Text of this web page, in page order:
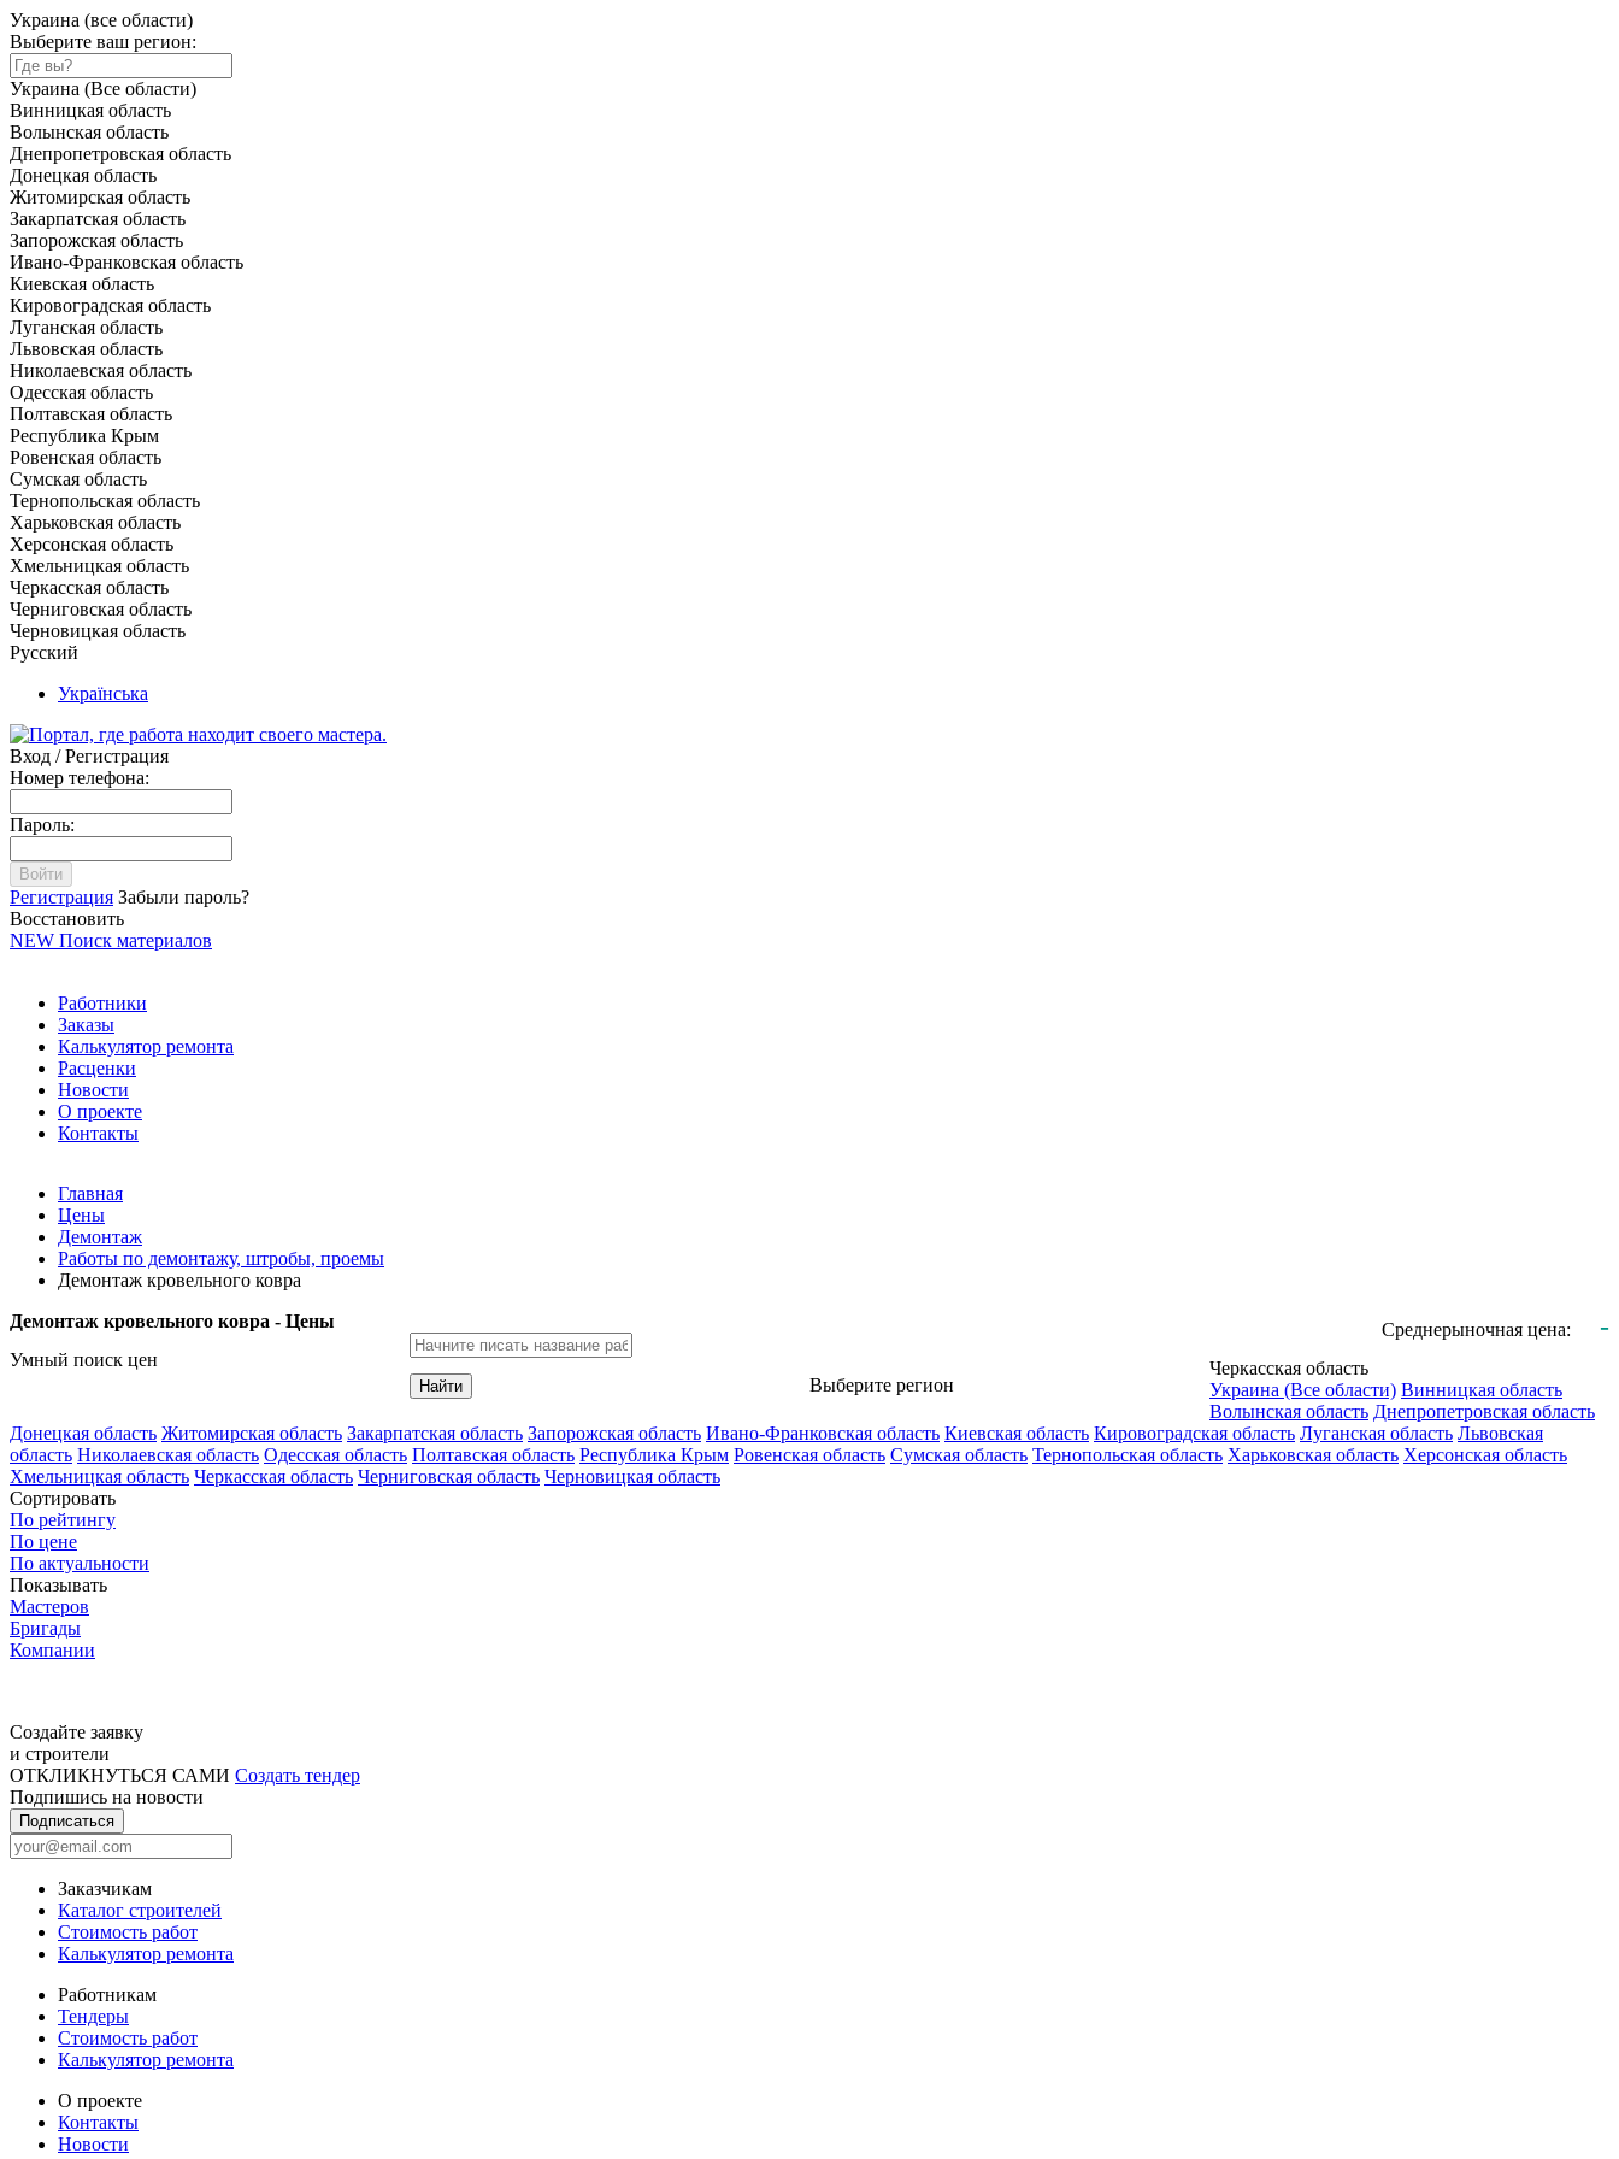
Украина (все области)
Выберите ваш регион:
Украина (Все области)
Винницкая область
Волынская область
Днепропетровская область
Донецкая область
Житомирская область
Закарпатская область
Запорожская область
Ивано-Франковская область
Киевская область
Кировоградская область
Луганская область
Львовская область
Николаевская область
Одесская область
Полтавская область
Республика Крым
Ровенская область
Сумская область
Тернопольская область
Харьковская область
Херсонская область
Хмельницкая область
Черкасская область
Черниговская область
Черновицкая область
Русский
Українська
Вход / Регистрация
Номер телефона:
Пароль:
Войти
Регистрация Забыли пароль?
Восстановить
NEW Поиск материалов
Работники
Заказы
Калькулятор ремонта
Расценки
Новости
О проекте
Контакты
Главная
Цены
Демонтаж
Работы по демонтажу, штробы, проемы
Демонтаж кровельного ковра
Демонтаж кровельного ковра - Цены
Среднерыночная цена: -
Умный поиск цен
Найти Выберите регион
Черкасская область
Украина (Все области) Винницкая область
Волынская область Днепропетровская область
Донецкая область Житомирская область Закарпатская область Запорожская область Ивано-Франковская область Киевская область Кировоградская область Луганская область Львовская
область Николаевская область Одесская область Полтавская область Республика Крым Ровенская область Сумская область Тернопольская область Харьковская область Херсонская область
Хмельницкая область Черкасская область Черниговская область Черновицкая область
Сортировать
По рейтингу
По цене
По актуальности
Показывать
Мастеров
Бригады
Компании
Создайте заявку
и строители
ОТКЛИКНУТЬСЯ САМИ Создать тендер
Подпишись на новости
Подписаться
Заказчикам
Каталог строителей
Стоимость работ
Калькулятор ремонта
Работникам
Тендеры
Стоимость работ
Калькулятор ремонта
О проекте
Контакты
Новости